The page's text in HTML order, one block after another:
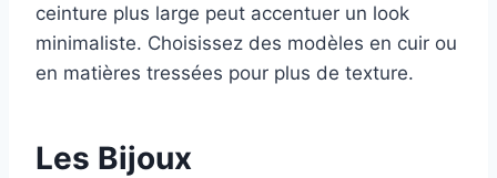
ceinture plus large peut accentuer un look
minimaliste. Choisissez des modèles en cuir ou
en matières tressées pour plus de texture.
Les Bijoux